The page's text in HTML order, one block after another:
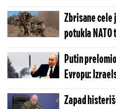
nema,
Zbrisane cele
potukla NATO
vozila, nije im
se ne pamti
Putin
Evropu:
neočekivanu
raspaliti
Zapad